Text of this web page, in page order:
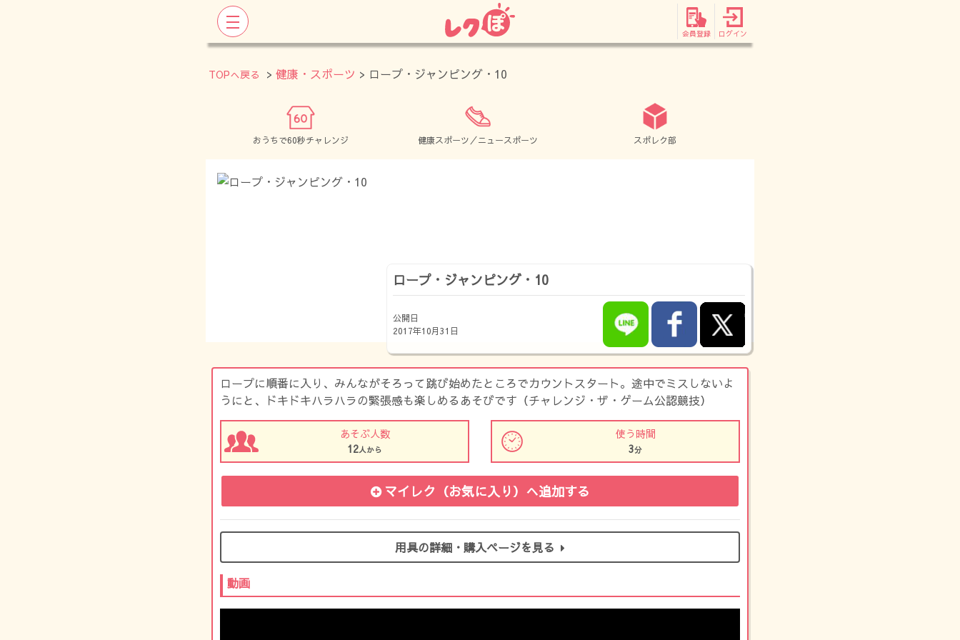
会員登録 ログイン
TOPへ戻る > 健康・スポーツ > ロープ・ジャンピング・10
おうちで60秒チャレンジ 健康スポーツ／ニュースポーツ スポレク部
ロープ・ジャンピング・10
公開日
2017年10月31日
ロープに順番に入り、みんながそろって跳び始めたところでカウントスタート。途中でミスしないよ
うにと、ドキドキハラハラの緊張感も楽しめるあそびです（チャレンジ・ザ・ゲーム公認競技）
あそぶ人数
12人から
使う時間
3分
マイレク（お気に入り） へ追加する
用具の詳細・購入ページを見る
動画